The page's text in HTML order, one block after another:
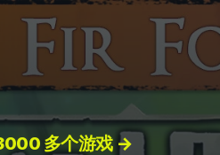
多个游戏 →